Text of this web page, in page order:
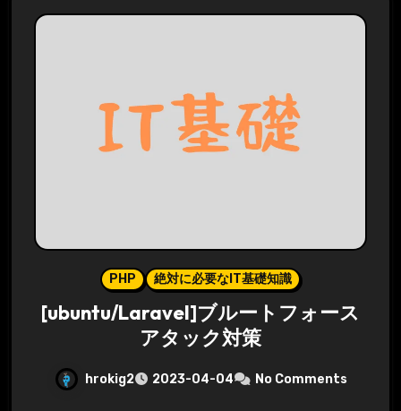
PHP 絶対に必要なIT基礎知識
[ubuntu/Laravel]ブルートフォース
アタック対策
hrokig2 2023-04-04 No Comments